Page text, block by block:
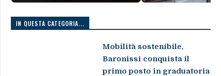
IN QUESTA CATEGORIA...
Mobilità sostenibile,
Baronissi conquista il
primo posto in graduatoria